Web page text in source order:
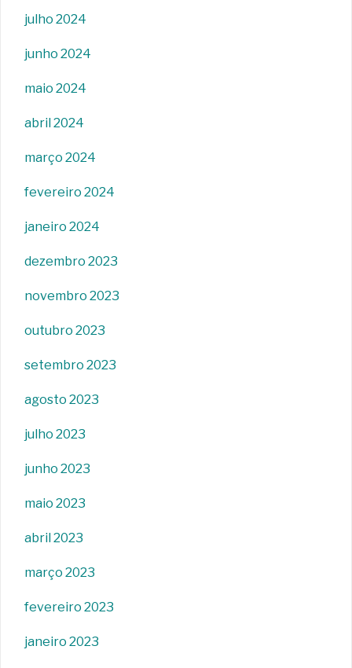
julho 2024
junho 2024
maio 2024
abril 2024
março 2024
fevereiro 2024
janeiro 2024
dezembro 2023
novembro 2023
outubro 2023
setembro 2023
agosto 2023
julho 2023
junho 2023
maio 2023
abril 2023
março 2023
fevereiro 2023
janeiro 2023